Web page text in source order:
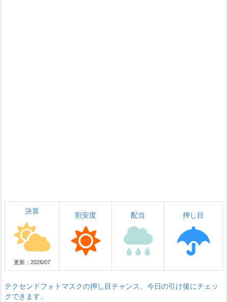
決算
更新：2026/07
割安度 配当 押し目
テクセンドフォトマスクの押し目チャンス、今日の引け後にチェッ
クできます。